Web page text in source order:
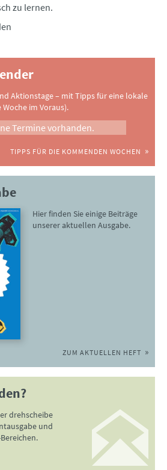
zu lernen.
Aktionstage – mit Tipps für eine lokale
im Voraus).
Termine vorhanden.
TIPPS FÜR DIE KOMMENDEN WOCHEN
Hier finden Sie einige Beiträge
unserer aktuellen Ausgabe.
ZUM AKTUELLEN HEFT
drehscheibe
und